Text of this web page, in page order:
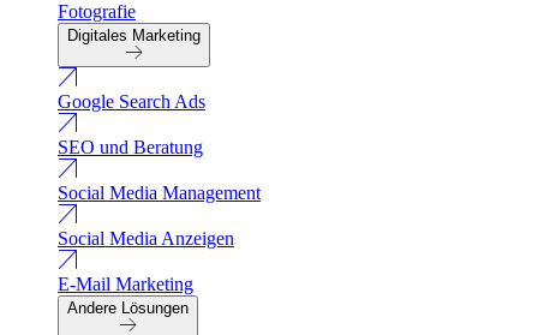
Fotografie
Digitales Marketing
Google Search Ads
SEO und Beratung
Social Media Management
Social Media Anzeigen
E-Mail Marketing
Andere Lösungen